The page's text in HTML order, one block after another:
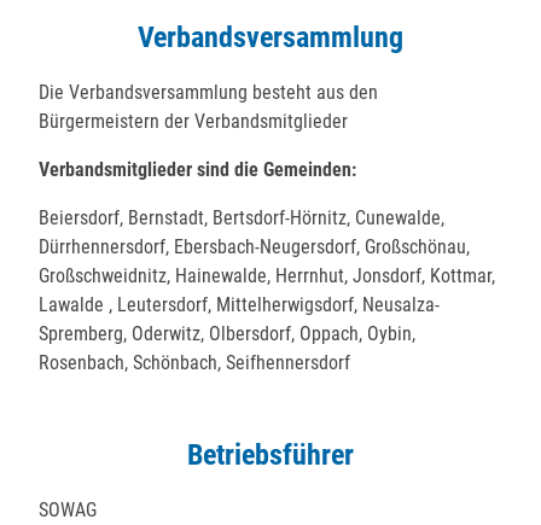
Verbandsversammlung
Die Verbandsversammlung besteht aus den
Bürgermeistern der Verbandsmitglieder
Verbandsmitglieder sind die Gemeinden:
Beiersdorf, Bernstadt, Bertsdorf-Hörnitz, Cunewalde,
Dürrhennersdorf, Ebersbach-Neugersdorf, Großschönau,
Großschweidnitz, Hainewalde, Herrnhut, Jonsdorf, Kottmar,
Lawalde , Leutersdorf, Mittelherwigsdorf, Neusalza-
Spremberg, Oderwitz, Olbersdorf, Oppach, Oybin,
Rosenbach, Schönbach, Seifhennersdorf
Betriebsführer
SOWAG